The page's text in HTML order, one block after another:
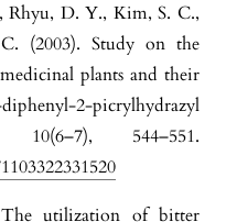
Rhyu, D. Y., Kim, S. C.,
(2003). Study on the
plants and their
2-picrylhydrazyl
10(6–7), 544–551.
The utilization of bitter